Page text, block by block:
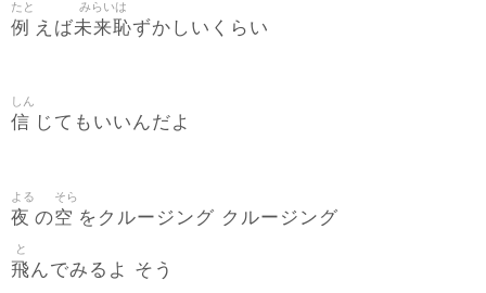
例
たと
えば未来恥
みらいは
ずかしいくらい
信
しん
じてもいいんだよ
夜
よる
の空
そら
をクルージング クルージング
飛
と
んでみるよ そう